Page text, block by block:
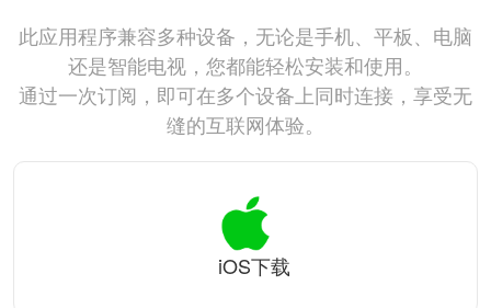
此应用程序兼容多种设备，无论是手机、平板、电脑
还是智能电视，您都能轻松安装和使用。
通过一次订阅，即可在多个设备上同时连接，享受无
缝的互联网体验。
iOS下载